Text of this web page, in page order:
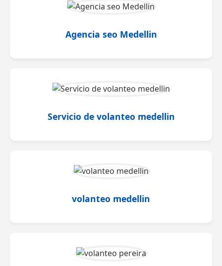
Agencia seo Medellin
Servicio de volanteo medellin
volanteo medellin